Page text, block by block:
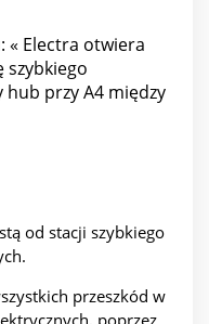
« Electra otwiera
szybkiego
hub przy A4 między
od stacji szybkiego
przeszkód w